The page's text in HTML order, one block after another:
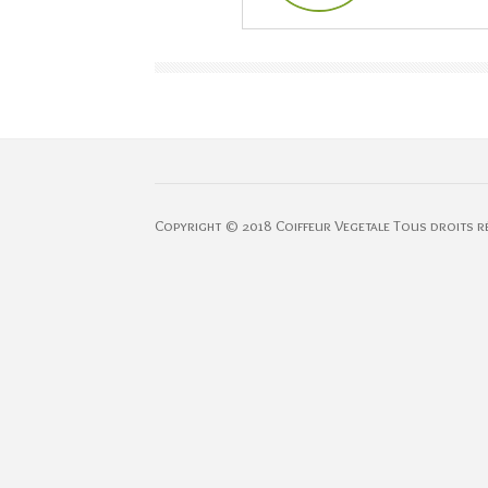
Copyright © 2018 Coiffeur Vegetale Tous droits